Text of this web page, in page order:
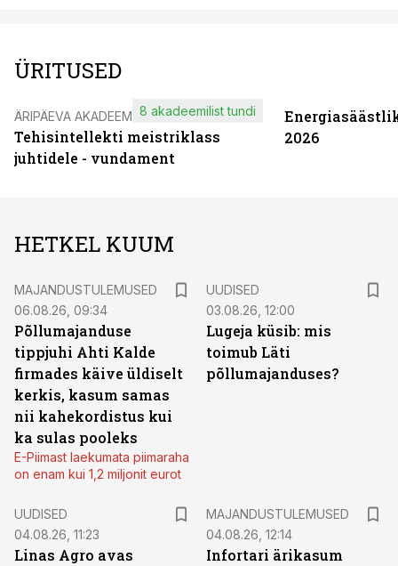
ÜRITUSED
ÄRIPÄEVA AKADEEMIA
Tehisintellekti meistriklass
juhtidele - vundament
8 akadeemilist tundi
2026
HETKEL KUUM
MAJANDUSTULEMUSED
06.08.26, 09:34
Põllumajanduse
tippjuhi Ahti Kalde
firmades käive üldiselt
kerkis, kasum samas
nii kahekordistus kui
ka sulas pooleks
E-Piimast laekumata piimaraha
on enam kui 1,2 miljonit eurot
UUDISED
03.08.26, 12:00
Lugeja küsib: mis
toimub Läti
põllumajanduses?
UUDISED
04.08.26, 11:23
Linas Agro avas
MAJANDUSTULEMUSED
04.08.26, 12:14
Infortari ärikasum